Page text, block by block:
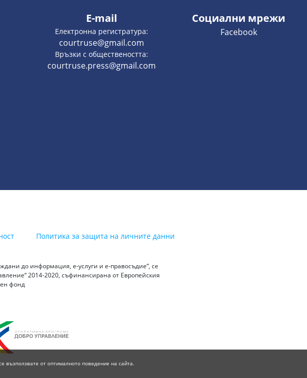
E-mail
Електронна регистратура:
courtruse@gmail.com
Връзки с обществеността:
courtruse.press@gmail.com
Социални мрежи
Facebook
Политика за защита на личните данни
до информация, е-услуги и е-правосъдие“, се
2014-2020, съфинансирана от Европейския
фонд
възползвате от оптималното поведение на сайта.